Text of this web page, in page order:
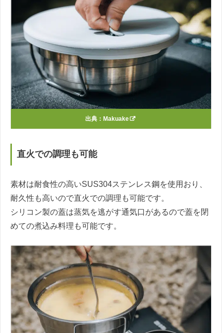
出典： Makuake
直火での調理も可能
素材は耐食性の高いSUS304ステンレス鋼を使用おり、
耐久性も高いので直火での調理も可能です。
シリコン製の蓋は蒸気を逃がす通気口があるので蓋を閉
めての煮込み料理も可能です。